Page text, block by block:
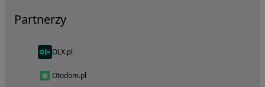
Partnerzy
OLX.pl
Otodom.pl